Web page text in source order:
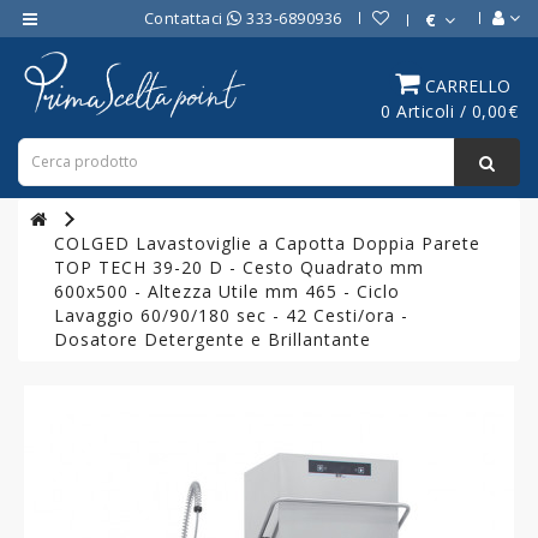
Contattaci 333-6890936 €
CARRELLO
0 Articoli / 0,00€
Category
ATTREZZATURE
BAR
ATTREZZATURE
PROFESSIONALI
CUCINA
LINEA
COLGED Lavastoviglie a Capotta Doppia Parete
TOP TECH 39-20 D - Cesto Quadrato mm
600x500 - Altezza Utile mm 465 - Ciclo
Lavaggio 60/90/180 sec - 42 Cesti/ora -
Dosatore Detergente e Brillantante